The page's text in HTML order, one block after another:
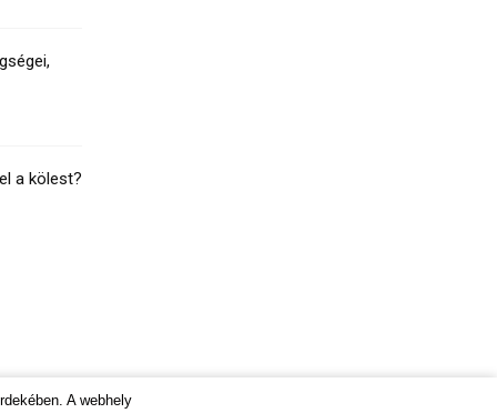
a kölest?
A webhely